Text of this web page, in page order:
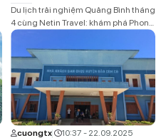
Travel
Du lịch trải nghiệm Quảng Bình tháng
4 cùng Netin Travel: khám phá Phong
Nha – Kẻ Bàng, biển Nhật Lệ, trekking
rừng núi, hang động hoang sơ và tour
trải nghiệm giới hạn khách. Mặc dù
đã sát nhập với tỉnh Quảng Trị lấy tên
là Quảng Trị nhưng cái tên Quảng
Bình vẫn […]
cuongtx 10:37 - 22.09.2025